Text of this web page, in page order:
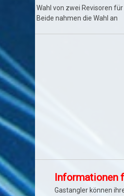
Wahl von zwei Revisoren
Beide nahmen die Wahl an
Informationen
Gastangler können